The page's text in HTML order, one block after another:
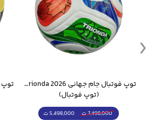
توپ فوتبال جام جهانی 2026 Trionda مشابه اورجینال
(توپ فوتبال)
7,498,000 ت 5,498,000 ت